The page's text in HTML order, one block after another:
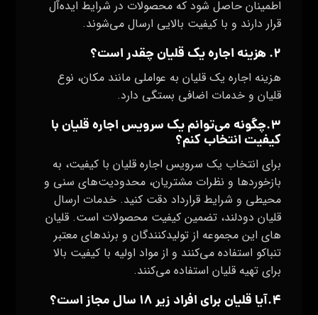
اطمینان حاصل شود که محصولات در شرایط ایده‌آل
قرار دارند و با کیفیت بالایی ارسال می‌شوند.
۲. هزینه اجاره یک قلیان چقدر است؟
هزینه اجاره یک قلیان به عواملی مانند مکان، نوع
قلیان و خدمات اضافی بستگی دارد.
۳.چگونه می‌توانم یک سرویس اجاره قلیان با
کیفیت انتخاب کنم؟
برای انتخاب یک سرویس اجاره قلیان با کیفیت، به
بازخوردها و نظرات مشتریان، محدودیت‌های سنی و
محیطی و شرایط قرارداد دقت کنید. خدمات ارسال
قلیان دودلند، تضمین کیفیت محصولات است. قلیان
های این مجموعه از تولیدکنندگان و برندهای معتبر
تنباکو استفاده می‌کنند و از مواد اولیه با کیفیت بالا
برای تهیه قلیان استفاده می‌کنند.
۴.آیا قلیان برای افراد زیر ۱۸ سال مجاز است؟